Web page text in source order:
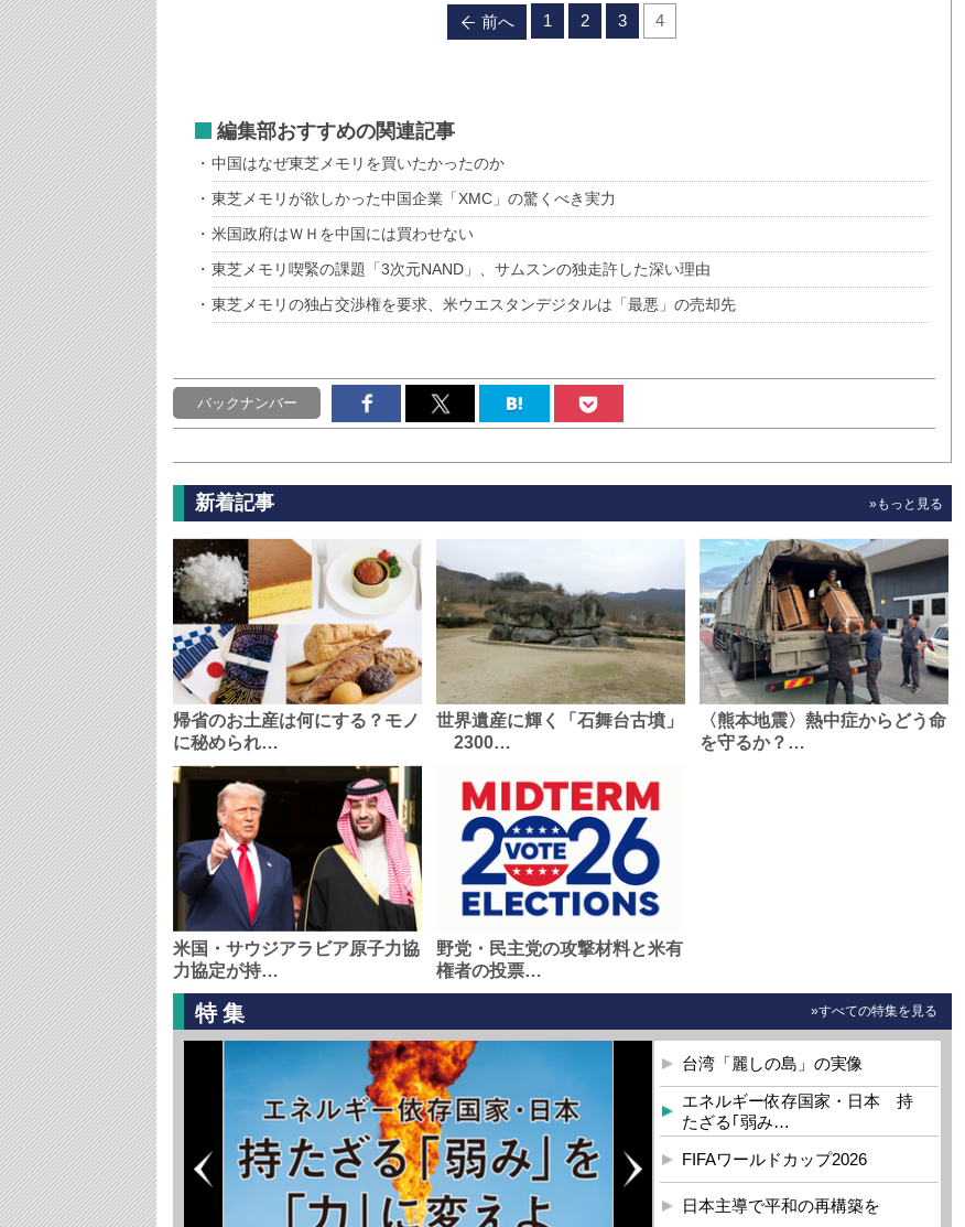
前へ 1 2 3 4
編集部おすすめの関連記事
中国はなぜ東芝メモリを買いたかったのか
東芝メモリが欲しかった中国企業「XMC」の驚くべき実力
米国政府はＷＨを中国には買わせない
東芝メモリ喫緊の課題「3次元NAND」、サムスンの独走許した深い理由
東芝メモリの独占交渉権を要求、米ウエスタンデジタルは「最悪」の売却先
バックナンバー
新着記事 »もっと見る
帰省のお土産は何にする？モノ
に秘められ…
世界遺産に輝く「石舞台古墳」
2300…
〈熊本地震〉熱中症からどう命
を守るか？…
米国・サウジアラビア原子力協
力協定が持…
野党・民主党の攻撃材料と米有
権者の投票…
特集 »すべての特集を見る
台湾「麗しの島」の実像
エネルギー依存国家・日本 持
たざる｢弱み…
FIFAワールドカップ2026
日本主導で平和の再構築を